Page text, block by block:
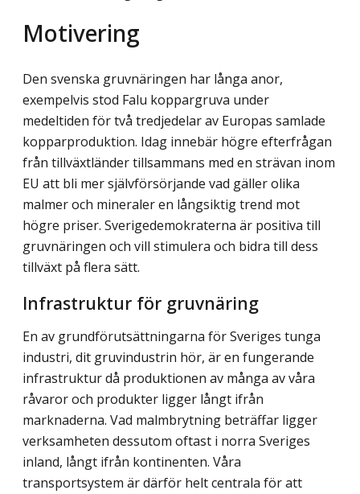
Motivering
Den svenska gruvnäringen har långa anor,
exempelvis stod Falu koppargruva under
medeltiden för två tredjedelar av Europas samlade
kopparproduktion. Idag innebär högre efterfrågan
från tillväxtländer tillsammans med en strävan inom
EU att bli mer självförsörjande vad gäller olika
malmer och mineraler en långsiktig trend mot
högre priser. Sverigedemokraterna är positiva till
gruvnäringen och vill stimulera och bidra till dess
tillväxt på flera sätt.
Infrastruktur för gruvnäring
En av grundförutsättningarna för Sveriges tunga
industri, dit gruvindustrin hör, är en fungerande
infrastruktur då produktionen av många av våra
råvaror och produkter ligger långt ifrån
marknaderna. Vad malmbrytning beträffar ligger
verksamheten dessutom oftast i norra Sveriges
inland, långt ifrån kontinenten. Våra
transportsystem är därför helt centrala för att